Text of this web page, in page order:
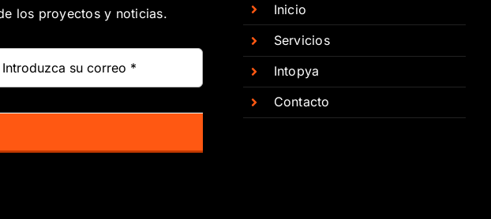
los proyectos y noticias.
Inicio
Servicios
Intopya
Contacto